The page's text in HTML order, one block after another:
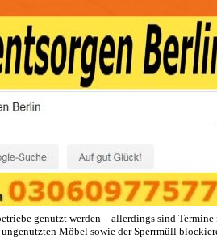
genutzt werden – allerdings sind Termine
Möbel sowie der Sperrmüll